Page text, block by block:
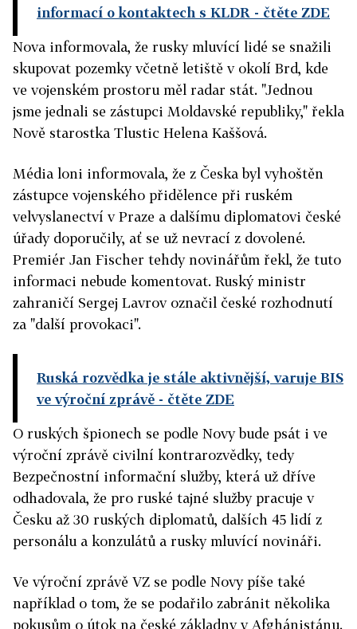
informací o kontaktech s KLDR - čtěte ZDE
Nova informovala, že rusky mluvící lidé se snažili
skupovat pozemky včetně letiště v okolí Brd, kde
ve vojenském prostoru měl radar stát. "Jednou
jsme jednali se zástupci Moldavské republiky," řekla
Nově starostka Tlustic Helena Kaššová.
Média loni informovala, že z Česka byl vyhoštěn
zástupce vojenského přidělence při ruském
velvyslanectví v Praze a dalšímu diplomatovi české
úřady doporučily, ať se už nevrací z dovolené.
Premiér Jan Fischer tehdy novinářům řekl, že tuto
informaci nebude komentovat. Ruský ministr
zahraničí Sergej Lavrov označil české rozhodnutí
za "další provokaci".
Ruská rozvědka je stále aktivnější, varuje BIS
ve výroční zprávě - čtěte ZDE
O ruských špionech se podle Novy bude psát i ve
výroční zprávě civilní kontrarozvědky, tedy
Bezpečnostní informační služby, která už dříve
odhadovala, že pro ruské tajné služby pracuje v
Česku až 30 ruských diplomatů, dalších 45 lidí z
personálu a konzulátů a rusky mluvící novináři.
Ve výroční zprávě VZ se podle Novy píše také
například o tom, že se podařilo zabránit několika
pokusům o útok na české základny v Afghánistánu.